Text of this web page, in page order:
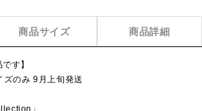
商品サイズ 商品詳細
す】
ズのみ 9月上旬発送